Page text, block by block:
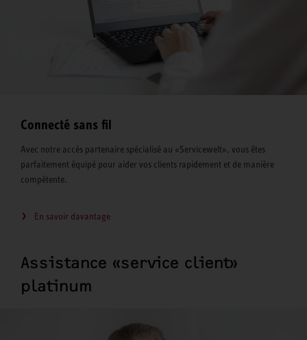
Connecté sans fil
Avec notre accès partenaire spécialisé au «Servicewelt», vous êtes
parfaitement équipé pour aider vos clients rapidement et de manière
compétente.
En savoir davantage
Assistance «service client»
platinum